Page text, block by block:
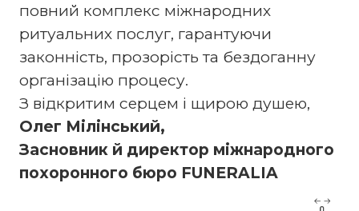
повний комплекс міжнародних
ритуальних послуг, гарантуючи
законність, прозорість та бездоганну
організацію процесу.
З відкритим серцем і щирою душею,
Олег Мілінський,
Засновник й директор міжнародного
похоронного бюро FUNERALIA